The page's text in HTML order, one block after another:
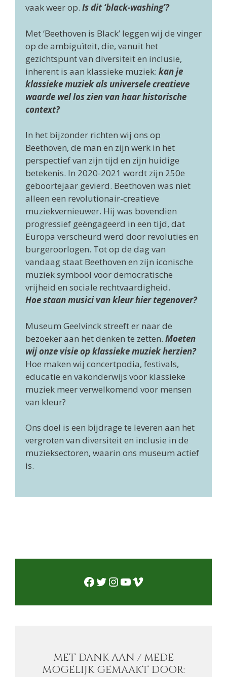
vaak weer op. Is dit ‘black-washing’?
Met ‘Beethoven is Black’ leggen wij de vinger
op de ambiguïteit, die, vanuit het
gezichtspunt van diversiteit en inclusie,
inherent is aan klassieke muziek: kan je
klassieke muziek als universele creatieve
waarde wel los zien van haar historische
context?
In het bijzonder richten wij ons op
Beethoven, de man en zijn werk in het
perspectief van zijn tijd en zijn huidige
betekenis. In 2020-2021 wordt zijn 250e
geboortejaar gevierd. Beethoven was niet
alleen een revolutionair-creatieve
muziekvernieuwer. Hij was bovendien
progressief geëngageerd in een tijd, dat
Europa verscheurd werd door revoluties en
burgeroorlogen. Tot op de dag van
vandaag staat Beethoven en zijn iconische
muziek symbool voor democratische
vrijheid en sociale rechtvaardigheid.
Hoe staan musici van kleur hier tegenover?
Museum Geelvinck streeft er naar de
bezoeker aan het denken te zetten. Moeten
wij onze visie op klassieke muziek herzien?
Hoe maken wij concertpodia, festivals,
educatie en vakonderwijs voor klassieke
muziek meer verwelkomend voor mensen
van kleur?
Ons doel is een bijdrage te leveren aan het
vergroten van diversiteit en inclusie in de
muzieksectoren, waarin ons museum actief
is.
Facebook
Twitter
Instagram
YouTube
Vimeo
MET DANK AAN / MEDE
MOGELIJK GEMAAKT DOOR: